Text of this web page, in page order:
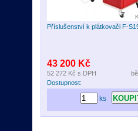
Příslušenství k plátkovači F-
43 200 Kč
52 272 Kč s DPH
Dostupnost:
ks